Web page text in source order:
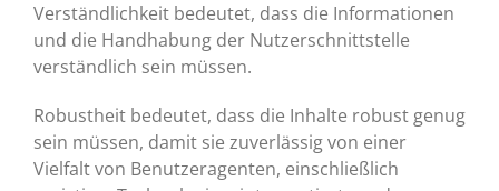
Verständlichkeit bedeutet, dass die Informationen
und die Handhabung der Nutzerschnittstelle
verständlich sein müssen.
Robustheit bedeutet, dass die Inhalte robust genug
sein müssen, damit sie zuverlässig von einer
Vielfalt von Benutzeragenten, einschließlich